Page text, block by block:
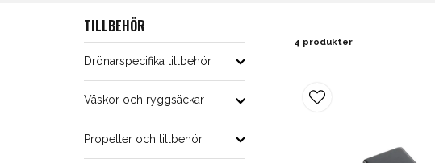
TILLBEHÖR
Drönarspecifika tillbehör
Väskor och ryggsäckar
Propeller och tillbehör
4 produkter